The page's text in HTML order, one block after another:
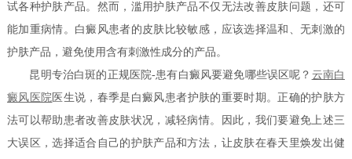
试各种护肤产品。然而，滥用护肤产品不仅无法改善皮肤问题，还可
能加重病情。白癜风患者的皮肤比较敏感，应该选择温和、无刺激的
护肤产品，避免使用含有刺激性成分的产品。
昆明专治白斑的正规医院-患有白癜风要避免哪些误区呢？ 云南白
癜风医院 医生说，春季是白癜风患者护肤的重要时期。正确的护肤方
法可以帮助患者改善皮肤状况，减轻病情。因此，我们要避免上述三
大误区，选择适合自己的护肤产品和方法，让皮肤在春天里焕发出健